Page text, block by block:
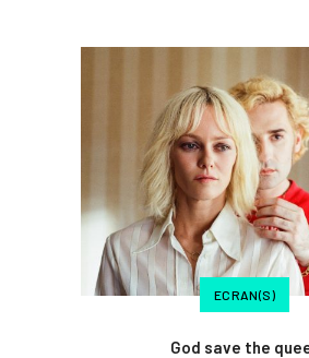
ECRAN(S)
God save the